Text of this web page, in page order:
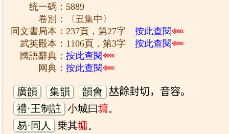
统一碼：5889
卷別：〈丑集中〉
同文書局本：237頁，第27字按此查閱
武英殿本：1106頁，第3字按此查閱
國語辭典：按此查閱
网典：按此查閱
廣韻 集韻 韻會
𠀤餘封切，音容。
禮·王制註 小城曰墉。
易·同人
乗其墉。